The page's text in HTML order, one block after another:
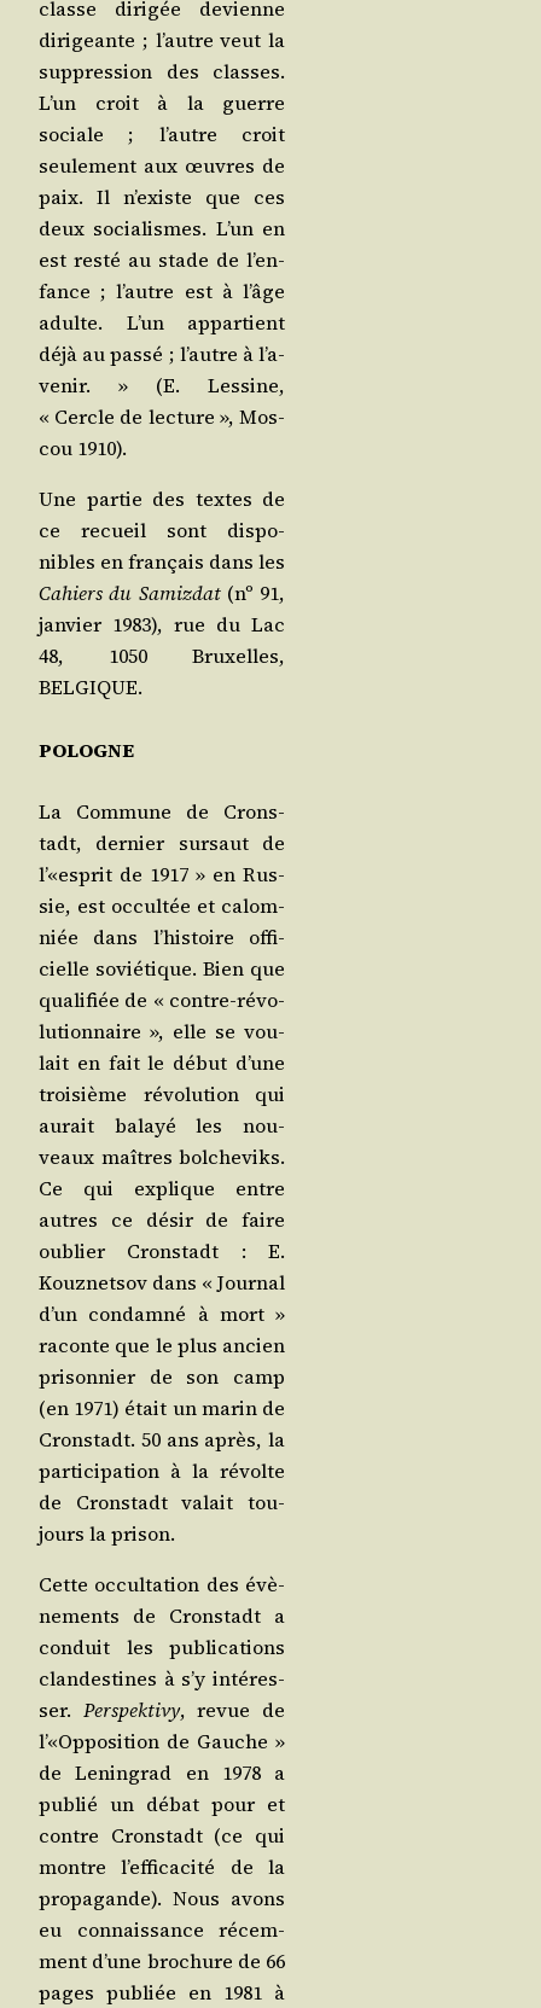
classe diri­gée devienne
diri­geante ; l’autre veut la
sup­pres­sion des classes.
L’un croit à la guerre
sociale ; l’autre croit
seule­ment aux œuvres de
paix. Il n’existe que ces
deux socia­lismes. L’un en
est res­té au stade de l’en­
fance ; l’autre est à l’âge
adulte. L’un appar­tient
déjà au pas­sé ; l’autre à l’a­
ve­nir. » (E. Les­sine,
« Cercle de lec­ture », Mos­
cou 1910).
Une par­tie des textes de
ce recueil sont dis­po­
nibles en fran­çais dans les
Cahiers du Samiz­dat(nº 91,
jan­vier 1983), rue du Lac
48, 1050 Bruxelles,
BELGIQUE.
POLOGNE
La Com­mune de Crons­
tadt, der­nier sur­saut de
l’«esprit de 1917 » en Rus­
sie, est occul­tée et calom­
niée dans l’his­toire offi­
cielle sovié­tique. Bien que
qua­li­fiée de « contre-révo­
lu­tion­naire », elle se vou­
lait en fait le début d’une
troi­sième révo­lu­tion qui
aurait balayé les nou­
veaux maîtres bol­che­viks.
Ce qui explique entre
autres ce désir de faire
oublier Crons­tadt : E.
Kouz­net­sov dans « Jour­nal
d’un condam­né à mort »
raconte que le plus ancien
pri­son­nier de son camp
(en 1971) était un marin de
Crons­tadt. 50 ans après, la
par­ti­ci­pa­tion à la révolte
de Crons­tadt valait tou­
jours la prison.
Cette occul­ta­tion des évè­
ne­ments de Crons­tadt a
conduit les publi­ca­tions
clan­des­tines à s’y inté­res­
ser. Pers­pek­ti­vy, revue de
l’«Opposition de Gauche »
de Lenin­grad en 1978 a
publié un débat pour et
contre Crons­tadt (ce qui
montre l’ef­fi­ca­ci­té de la
pro­pa­gande). Nous avons
eu connais­sance récem­
ment d’une bro­chure de 66
pages publiée en 1981 à